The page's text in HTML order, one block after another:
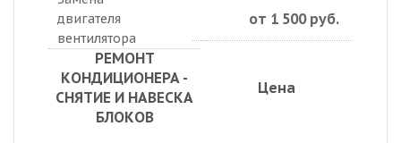
двигателя
вентилятора
от 1 500 руб.
РЕМОНТ
КОНДИЦИОНЕРА -
СНЯТИЕ И НАВЕСКА
БЛОКОВ
Цена